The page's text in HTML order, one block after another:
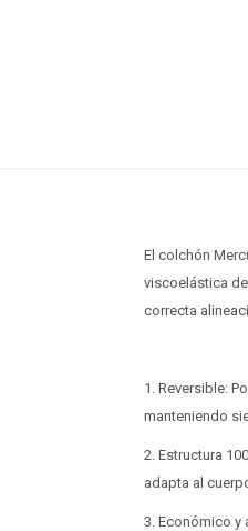
El colchón
viscoelástica
correcta
1. Reversible:
manteniendo
2. Estructura
adapta al
3. Económico y